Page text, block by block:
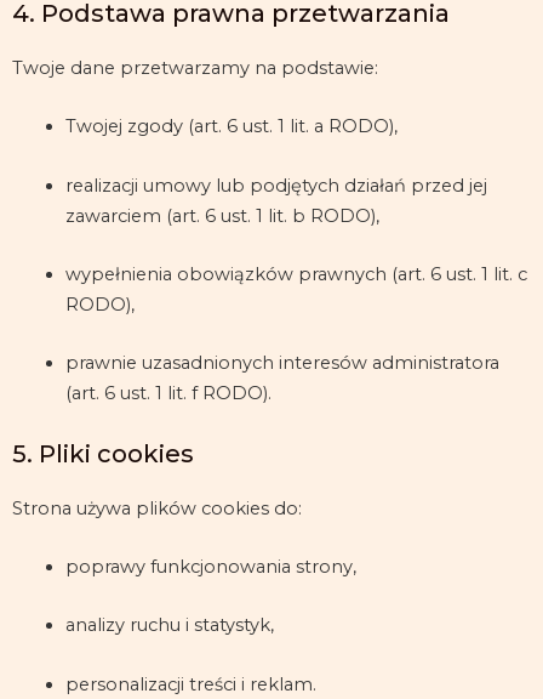
4. Podstawa prawna przetwarzania
Twoje dane przetwarzamy na podstawie:
Twojej zgody (art. 6 ust. 1 lit. a RODO),
realizacji umowy lub podjętych działań przed jej
zawarciem (art. 6 ust. 1 lit. b RODO),
wypełnienia obowiązków prawnych (art. 6 ust. 1 lit. c
RODO),
prawnie uzasadnionych interesów administratora
(art. 6 ust. 1 lit. f RODO).
5. Pliki cookies
Strona używa plików cookies do:
poprawy funkcjonowania strony,
analizy ruchu i statystyk,
personalizacji treści i reklam.